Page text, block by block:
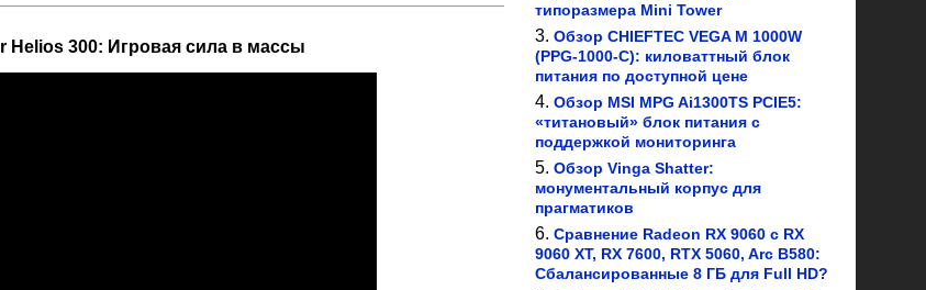
Helios 300: Игровая сила в массы
типоразмера Mini Tower
Обзор CHIEFTEC VEGA M 1000W
(PPG-1000-C): киловаттный блок
питания по доступной цене
Обзор MSI MPG Ai1300TS PCIE5:
«титановый» блок питания с
поддержкой мониторинга
Обзор Vinga Shatter:
монументальный корпус для
прагматиков
Сравнение Radeon RX 9060 с RX
9060 XT, RX 7600, RTX 5060, Arc B580:
Сбалансированные 8 ГБ для Full HD?